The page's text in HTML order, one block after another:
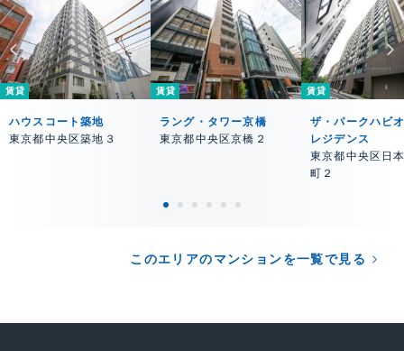
賃貸
ハウスコート築地
東京都中央区築地３
賃貸
ラング・タワー京橋
東京都中央区京橋２
賃貸
ザ・パークハビ
レジデンス
東京都中央区日
町２
このエリアのマンションを一覧で見る